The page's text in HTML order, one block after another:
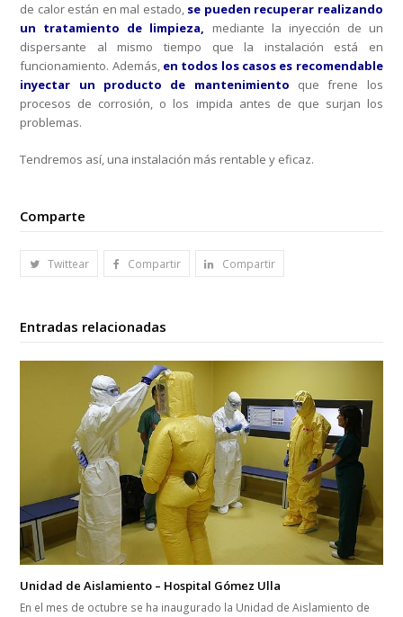
de calor están en mal estado, se pueden recuperar realizando
un tratamiento de limpieza, mediante la inyección de un
dispersante al mismo tiempo que la instalación está en
funcionamiento. Además, en todos los casos es recomendable
inyectar un producto de mantenimiento que frene los
procesos de corrosión, o los impida antes de que surjan los
problemas.
Tendremos así, una instalación más rentable y eficaz.
Comparte
Twittear Compartir Compartir
Entradas relacionadas
Unidad de Aislamiento – Hospital Gómez Ulla
En el mes de octubre se ha inaugurado la Unidad de Aislamiento de